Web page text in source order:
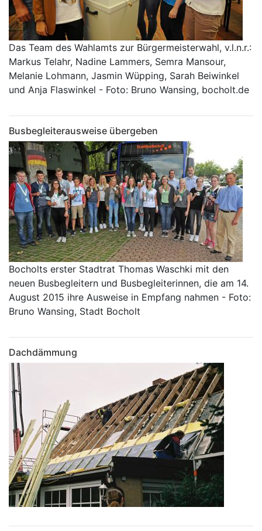
Das Team des Wahlamts zur Bürgermeisterwahl, v.l.n.r.:
Markus Telahr, Nadine Lammers, Semra Mansour,
Melanie Lohmann, Jasmin Wüpping, Sarah Beiwinkel
und Anja Flaswinkel - Foto: Bruno Wansing, bocholt.de
Busbegleiterausweise übergeben
Bocholts erster Stadtrat Thomas Waschki mit den
neuen Busbegleitern und Busbegleiterinnen, die am 14.
August 2015 ihre Ausweise in Empfang nahmen - Foto:
Bruno Wansing, Stadt Bocholt
Dachdämmung